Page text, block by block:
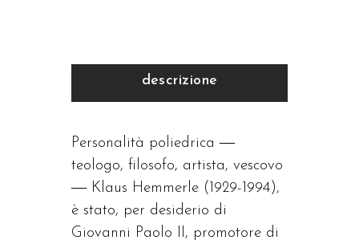
descrizione
Personalità poliedrica ―
teologo, filosofo, artista, vescovo
― Klaus Hemmerle (1929-1994),
è stato, per desiderio di
Giovanni Paolo II, promotore di